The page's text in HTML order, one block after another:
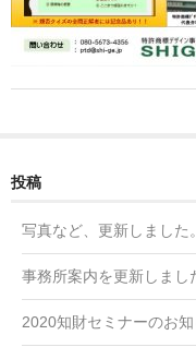
投稿
写真など、更新しました。
事務所案内を更新しまし
2020知財セミナーのお